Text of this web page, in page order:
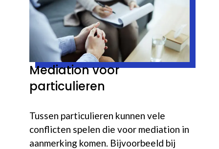
Mediation voor
particulieren
Tussen particulieren kunnen vele
conflicten spelen die voor mediation in
aanmerking komen. Bijvoorbeeld bij